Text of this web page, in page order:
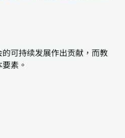
可持续发展作出贡献，而教
素。